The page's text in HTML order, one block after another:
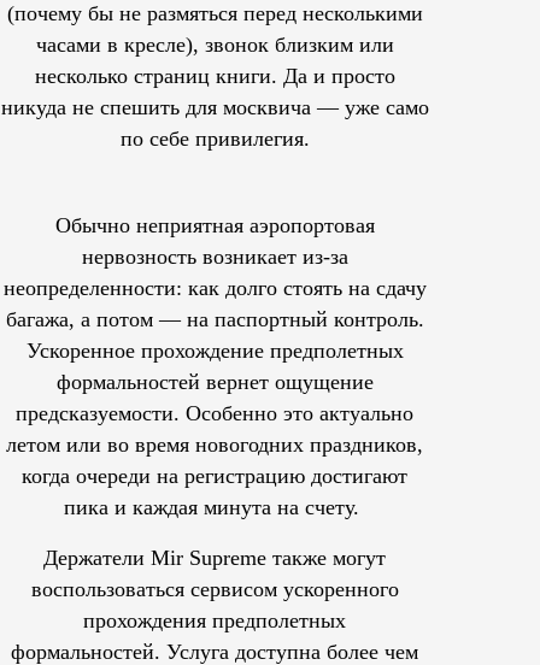
(почему бы не размяться перед несколькими
часами в кресле), звонок близким или
несколько страниц книги. Да и просто
никуда не спешить для москвича — уже само
по себе привилегия.
Обычно неприятная аэропортовая
нервозность возникает из-за
неопределенности: как долго стоять на сдачу
багажа, а потом — на паспортный контроль.
Ускоренное прохождение предполетных
формальностей вернет ощущение
предсказуемости. Особенно это актуально
летом или во время новогодних праздников,
когда очереди на регистрацию достигают
пика и каждая минута на счету.
Держатели Mir Supreme также могут
воспользоваться сервисом ускоренного
прохождения предполетных
формальностей. Услуга доступна более чем